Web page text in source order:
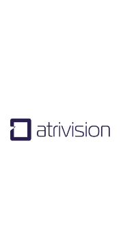
ByAtrivision